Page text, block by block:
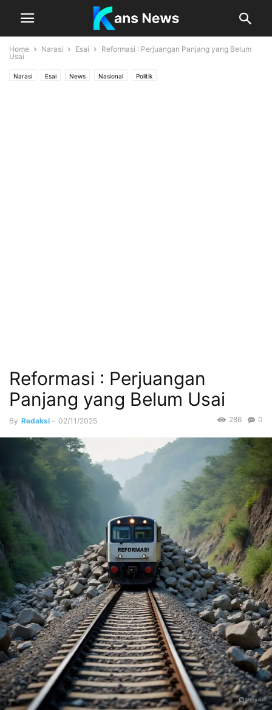
Home Narasi Esai
Reformasi : Perjuangan Panjang yang Belum
Usai
Narasi Esai News Nasional Politik
Reformasi : Perjuangan
Panjang yang Belum Usai
By Redaksi - 02/11/2025 0
286